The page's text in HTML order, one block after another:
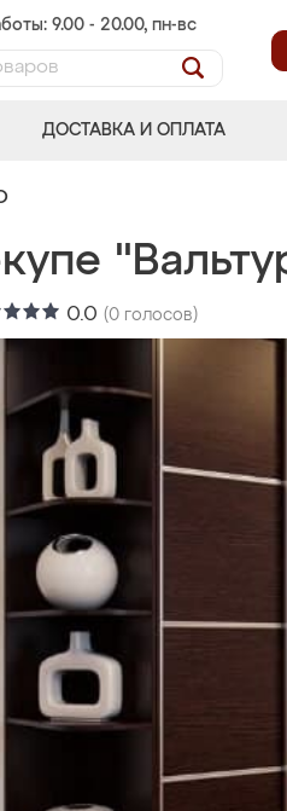
9.00 - 20.00, пн-вс
ДОСТАВКА И ОПЛАТА
0.0 (0 голосов)